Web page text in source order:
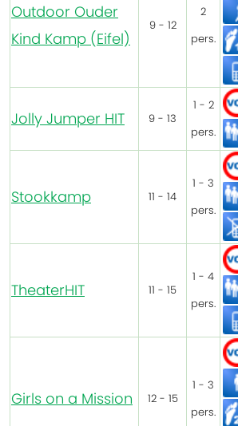
Outdoor Ouder
Kind Kamp (Eifel)
9 - 12
2
pers.
Jolly Jumper HIT 9 - 13
1 - 2
pers.
Stookkamp 11 - 14
1 - 3
pers.
TheaterHIT 11 - 15
1 - 4
pers.
Girls on a Mission 12 - 15
1 - 3
pers.